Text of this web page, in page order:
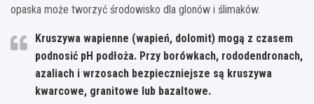
opaska może tworzyć środowisko dla glonów i ślimaków.
Kruszywa wapienne (wapień, dolomit) mogą z czasem
podnosić pH podłoża. Przy borówkach, rododendronach,
azaliach i wrzosach bezpieczniejsze są kruszywa
kwarcowe, granitowe lub bazaltowe.